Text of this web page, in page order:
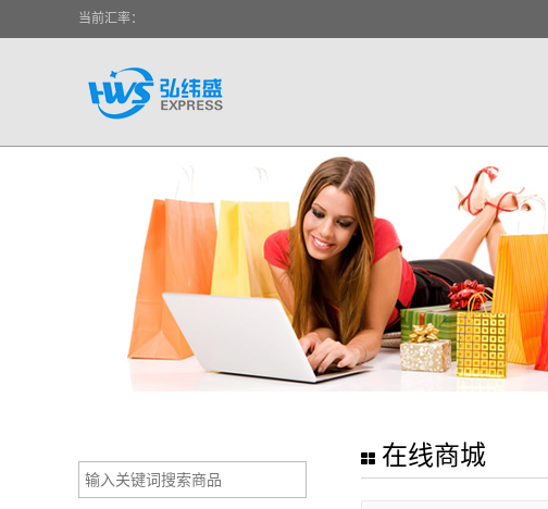
当前汇率：
在线商城